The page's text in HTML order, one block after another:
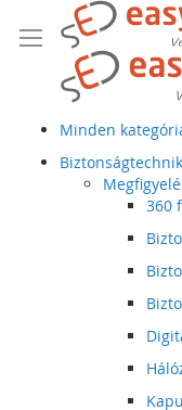
Minden
360